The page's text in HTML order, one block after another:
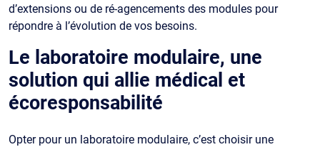
d’extensions ou de ré-agencements des modules pour
répondre à l’évolution de vos besoins.
Le laboratoire modulaire, une
solution qui allie médical et
écoresponsabilité
Opter pour un laboratoire modulaire, c’est choisir une